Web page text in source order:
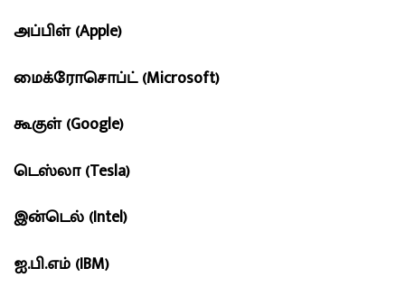
அப்பிள் (Apple)
மைக்ரோசொப்ட் (Microsoft)
கூகுள் (Google)
டெஸ்லா (Tesla)
இன்டெல் (Intel)
ஐ.பி.எம் (IBM)